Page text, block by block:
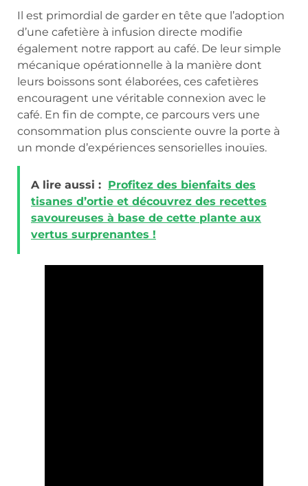
Il est primordial de garder en tête que l’adoption
d’une cafetière à infusion directe modifie
également notre rapport au café. De leur simple
mécanique opérationnelle à la manière dont
leurs boissons sont élaborées, ces cafetières
encouragent une véritable connexion avec le
café. En fin de compte, ce parcours vers une
consommation plus consciente ouvre la porte à
un monde d’expériences sensorielles inouïes.
A lire aussi : Profitez des bienfaits des
tisanes d’ortie et découvrez des recettes
savoureuses à base de cette plante aux
vertus surprenantes !